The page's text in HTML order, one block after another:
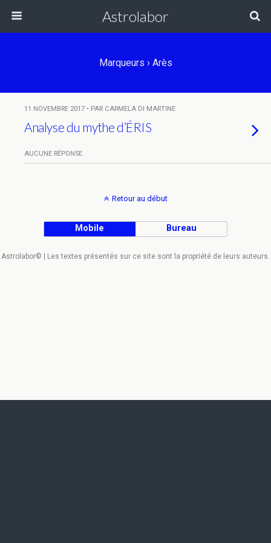
Astrolabor
Marqueurs › Arès
11 NOVEMBRE 2017 • PAR CARMELA DI MARTINE
Analyse du mythe d’ÉRIS
AUCUNE RÉPONSE
Retour au début
Mobile Bureau
Astrolabor© | Les textes présentés sur ce site sont la propriété de leurs auteurs.